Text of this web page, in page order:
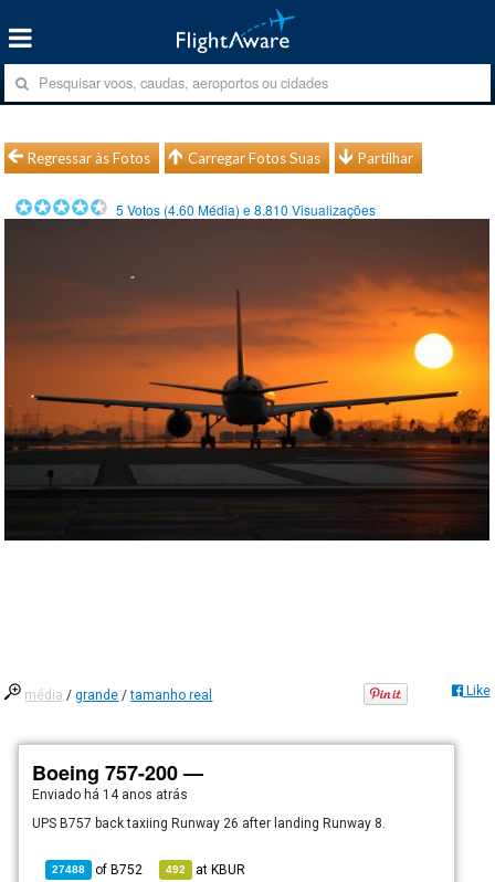
Regressar às Fotos Carregar Fotos Suas Partilhar
5 Votos (4.60 Média) e8.810 Visualizações
média /grande /tamanho real Like
Boeing 757-200 —
Enviado há 14 anos atrás
UPS B757 back taxiing Runway 26 after landing Runway 8.
27488 ofB752 492 atKBUR